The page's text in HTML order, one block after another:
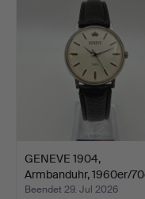
GENEVE 1904,
Armbanduhr, 1960er/
Jahre…
Beendet 29. Jul 2026